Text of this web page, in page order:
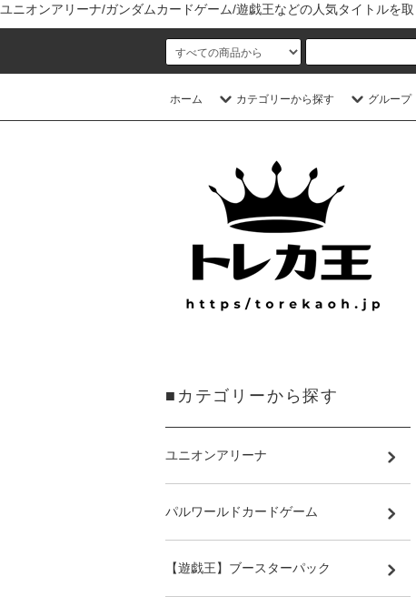
ユニオンアリーナ/ガンダムカードゲーム/遊戯王などの人気タイトルを
ホーム カテゴリーから探す グループ
■カテゴリーから探す
ユニオンアリーナ
パルワールドカードゲーム
【遊戯王】ブースターパック